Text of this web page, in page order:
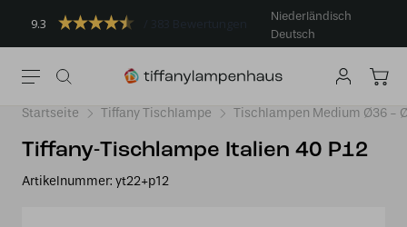
9.3
Niederländisch
Deutsch
Startseite Tiffany Tischlampe Tischlampen Medium Ø36 -
Tiffany-Tischlampe Italien 40 P12
Artikelnummer: yt22+p12